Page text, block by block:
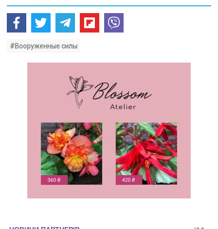
#Вооруженные силы